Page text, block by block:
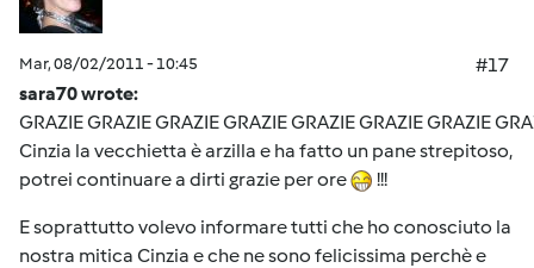
Mar, 08/02/2011 - 10:45
#17
sara70 wrote:
GRAZIE GRAZIE GRAZIE GRAZIE GRAZIE GRAZIE GRAZIE
Cinzia la vecchietta è arzilla e ha fatto un pane strepitoso,
potrei continuare a dirti grazie per ore
!!!
E soprattutto volevo informare tutti che ho conosciuto la
nostra mitica Cinzia e che ne sono felicissima perchè e